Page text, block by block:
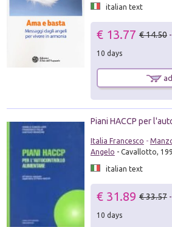
italian text
€ 13.77 € 14.50
10 days
Piani HACCP per
Italia Francesco -
Angelo - Cavallotto,
italian text
€ 31.89 € 33.57
10 days